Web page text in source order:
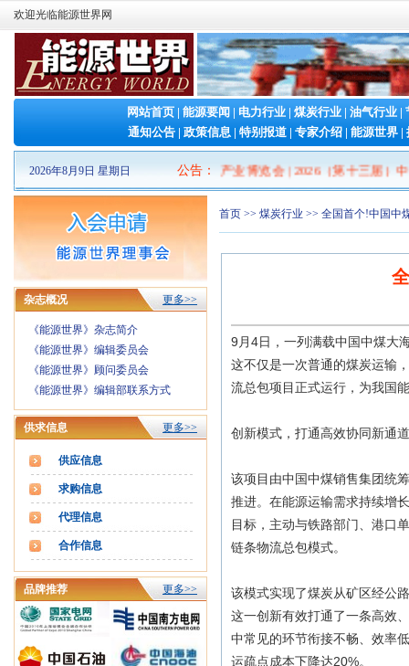
欢迎光临能源世界网
网站首页 | 能源要闻 | 电力行业 | 煤炭行业 | 油气行业 |
通知公告 | 政策信息 | 特别报道 | 专家介绍 | 能源世界 |
2026年8月9日 星期日 公告 ：
2026山东清洁能源 产业博览会|2026（第十三届）中国
杂志概况 更多>>
《能源世界》杂志简介
《能源世界》编辑委员会
《能源世界》顾问委员会
《能源世界》编辑部联系方式
供求信息 更多>>
供应信息
求购信息
代理信息
合作信息
品牌推荐 更多>>
首页 >> 煤炭行业 >> 全国首个!中国中
9月4日，一列满载中国中煤大
这不仅是一次普通的煤炭运输
流总包项目正式运行，为我国
创新模式，打通高效协同新通道
该项目由中国中煤销售集团统
推进。在能源运输需求持续增
目标，主动与铁路部门、港口
链条物流总包模式。
该模式实现了煤炭从矿区经公
这一创新有效打通了一条高效
中常见的环节衔接不畅、效率
运疏点成本下降达20%。